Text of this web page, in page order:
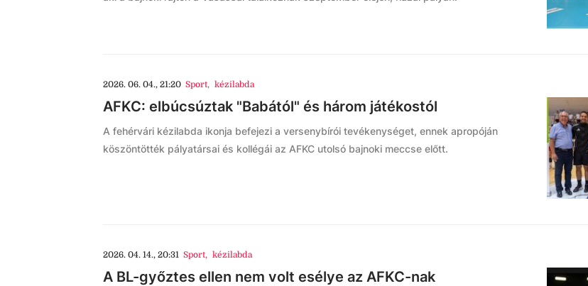
2026. 06. 04., 21:20 Sport, kézilabda
AFKC: elbúcsúztak "Babától" és három játékostól
A fehérvári kézilabda ikonja befejezi a versenybírói tevékenységet, ennek apropóján
köszöntötték pályatársai és kollégái az AFKC utolsó bajnoki meccse előtt.
2026. 04. 14., 20:31 Sport, kézilabda
A BL-győztes ellen nem volt esélye az AFKC-nak